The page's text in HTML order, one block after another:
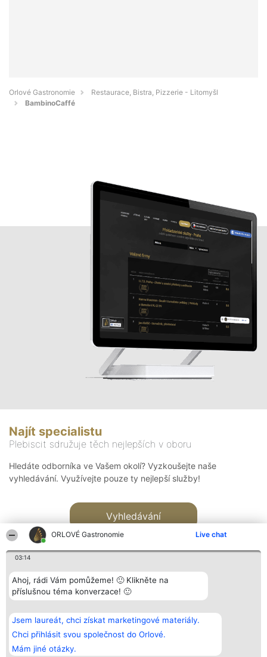
ORLOVÉ Gastronomie Live chat
03:14
Ahoj, rádi Vám pomůžeme! 🙂 Klikněte na
příslušnou téma konverzace! 🙂
Jsem laureát, chci získat marketingové materiály.
Chci přihlásit svou společnost do Orlové.
Mám jiné otázky.
Orlové Gastronomie
Restaurace, Bistra, Pizzerie - Litomyšl
BambinoCaffé
Najít specialistu
Plebiscit sdružuje těch nejlepších v oboru
Hledáte odborníka ve Vašem okolí? Vyzkoušejte naše
vyhledávání. Využívejte pouze ty nejlepší služby!
Vyhledávání
Bright Side Solutions sp. z o.
o. sp. k.
ul. Ruska 22
Wrocław 50-079
KRS 0000749100 | Regon
Vítězové
Seznam všech
laureátů
Zásady
Kontakt